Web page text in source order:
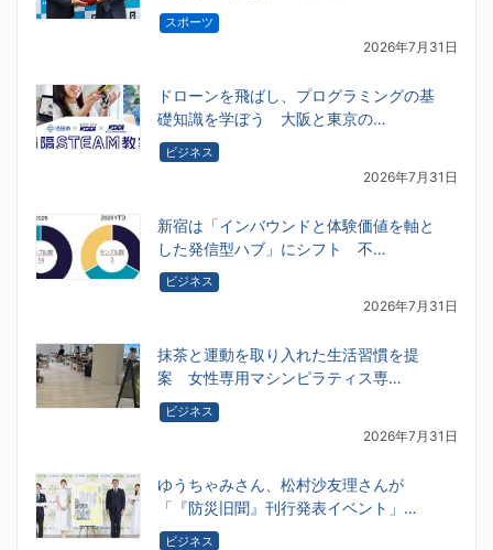
スポーツ
2026年7月31日
ドローンを飛ばし、プログラミングの基
礎知識を学ぼう 大阪と東京の…
ビジネス
2026年7月31日
新宿は「インバウンドと体験価値を軸と
した発信型ハブ」にシフト 不…
ビジネス
2026年7月31日
抹茶と運動を取り入れた生活習慣を提
案 女性専用マシンピラティス専…
ビジネス
2026年7月31日
ゆうちゃみさん、松村沙友理さんが
「『防災旧聞』刊行発表イベント」…
ビジネス